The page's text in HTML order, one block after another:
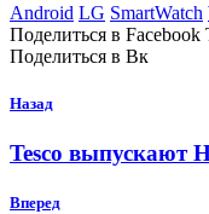
Android LG SmartWatch
Поделиться в Facebook
Поделиться в Вк
Назад
Tesco выпускают
Вперед